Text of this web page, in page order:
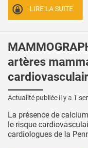
LIRE LA SUITE
artères
Actualité publiée il y a 1
La présence de
le risque
cardiologues de la